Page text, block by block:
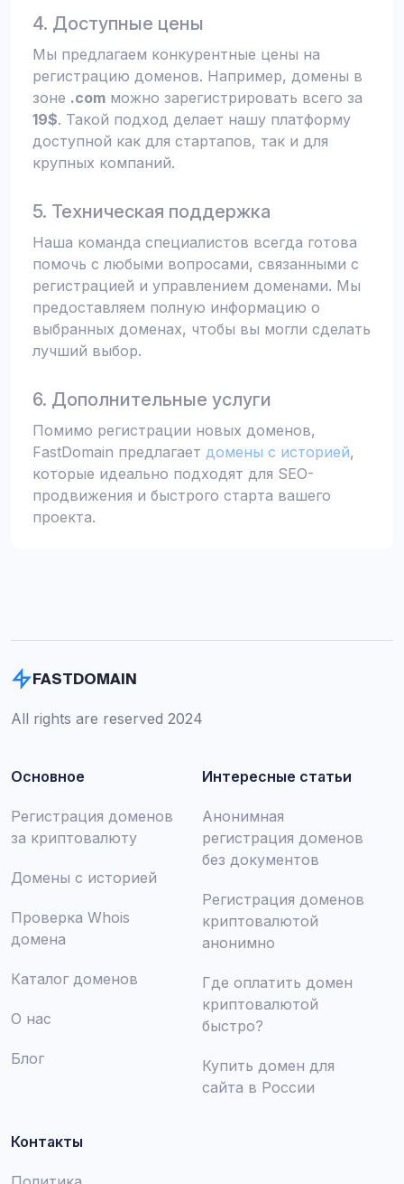
4. Доступные цены
Мы предлагаем конкурентные цены на
регистрацию доменов. Например, домены в
зоне .com можно зарегистрировать всего за
19$. Такой подход делает нашу платформу
доступной как для стартапов, так и для
крупных компаний.
5. Техническая поддержка
Наша команда специалистов всегда готова
помочь с любыми вопросами, связанными с
регистрацией и управлением доменами. Мы
предоставляем полную информацию о
выбранных доменах, чтобы вы могли сделать
лучший выбор.
6. Дополнительные услуги
Помимо регистрации новых доменов,
FastDomain предлагает домены с историей,
которые идеально подходят для SEO-
продвижения и быстрого старта вашего
проекта.
FASTDOMAIN
All rights are reserved 2024
Основное
Регистрация доменов
за криптовалюту
Домены с историей
Проверка Whois
домена
Каталог доменов
О нас
Блог
Интересные статьи
Анонимная
регистрация доменов
без документов
Регистрация доменов
криптовалютой
анонимно
Где оплатить домен
криптовалютой
быстро?
Купить домен для
сайта в России
Контакты